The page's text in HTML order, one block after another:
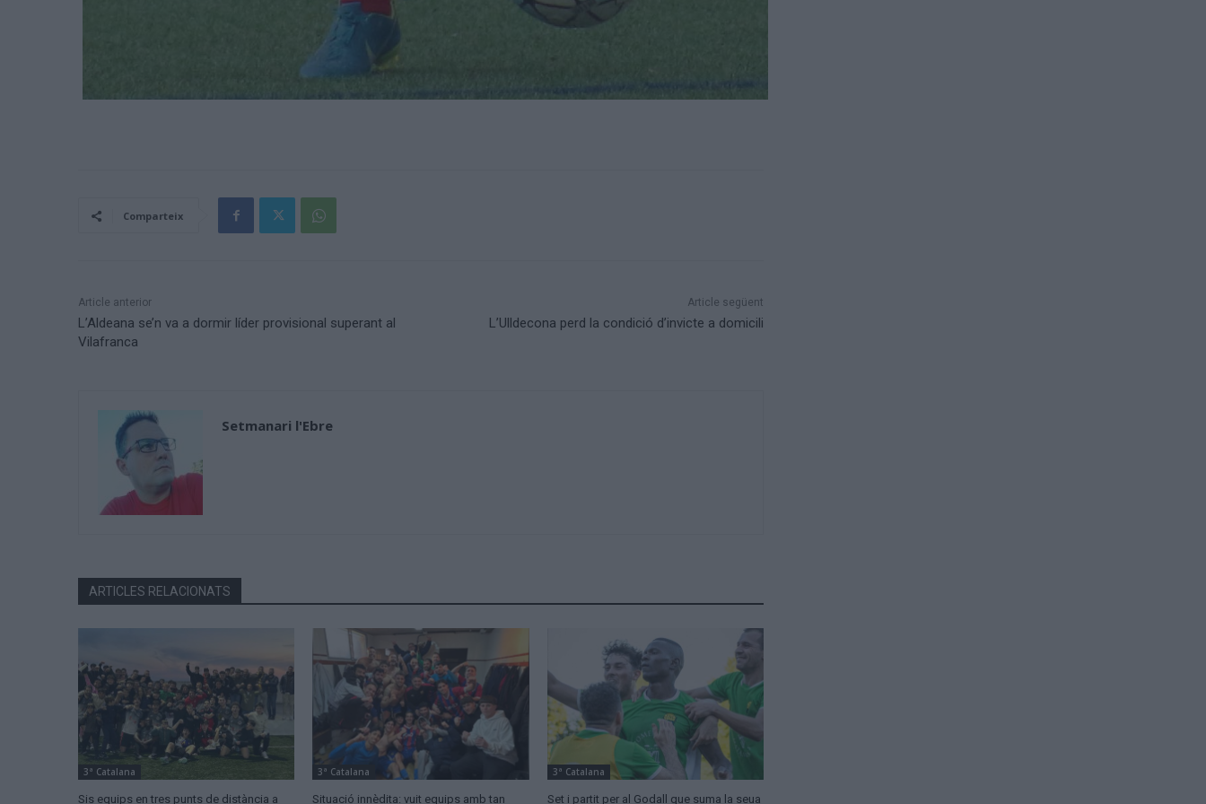
Comparteix
Article anterior
L’Aldeana se’n va a dormir líder provisional superant al
Vilafranca
Article següent
L’Ulldecona perd la condició d’invicte a domicili
Setmanari l'Ebre
ARTICLES RELACIONATS
3ª Catalana
Sis equips en tres punts de distància a
3ª Catalana
Situació innèdita: vuit equips amb tan
3ª Catalana
Set i partit per al Godall que suma la seua